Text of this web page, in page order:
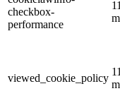
checkbox-
performance
11
viewed_cookie_policy
11